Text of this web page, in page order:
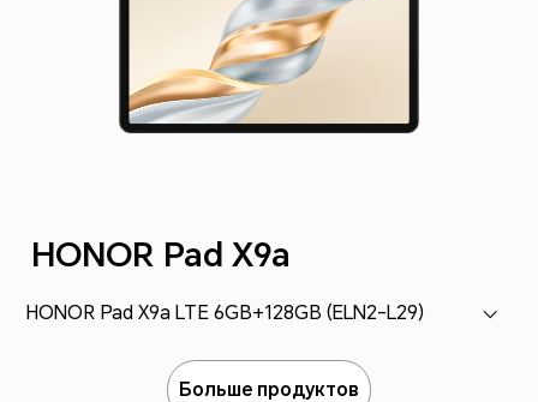
HONOR Pad X9a
HONOR Pad X9a LTE 6GB+128GB (ELN2-L29)
Больше продуктов